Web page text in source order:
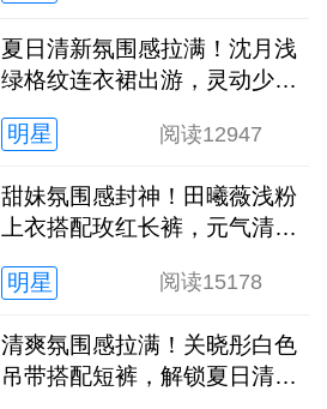
夏日清新氛围感拉满！沈月浅
绿格纹连衣裙出游，灵动少女
明星
阅读12947
甜妹氛围感封神！田曦薇浅粉
上衣搭配玫红长裤，元气清甜
明星
阅读15178
清爽氛围感拉满！关晓彤白色
吊带搭配短裤，解锁夏日清冷